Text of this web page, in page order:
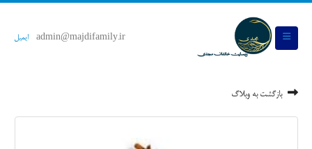
admin@majdifamily.ir ایمیل
بازگشت به وبلاگ